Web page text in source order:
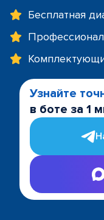
Бесплатная
Узнайте
в боте за 1